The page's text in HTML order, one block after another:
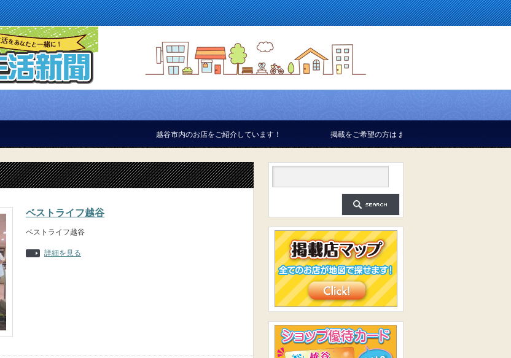
越谷市内のお店をご紹介しています！ 掲載をご希望の方は お気軽にお問い合せください。
ベストライフ越谷
ベストライフ越谷
詳細を見る